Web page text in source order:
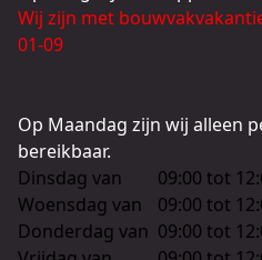
Wij zijn met
01-09
Op Maandag zijn wij alleen
bereikbaar.
Dinsdag van
09:00 tot
Woensdag van
09:00 tot
Donderdag van 09:00 tot